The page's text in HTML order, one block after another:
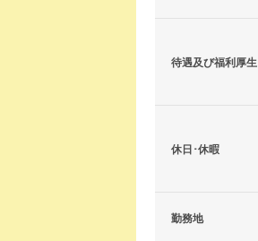
待遇及び福利厚生
休日･休暇
勤務地